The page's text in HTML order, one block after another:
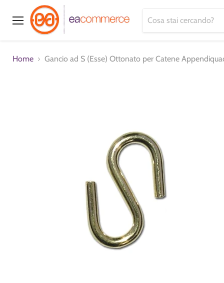
Menu
Home Gancio ad S (Esse) Ottonato per Catene